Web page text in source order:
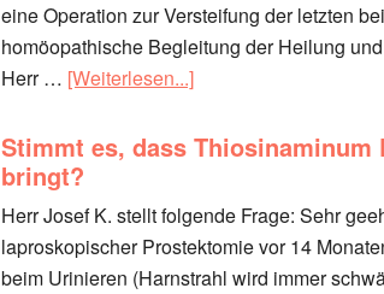
eine Operation zur Versteifung der letzten
homöopathische Begleitung der Heilung
Herr … [Weiterlesen...]
Stimmt es, dass Thiosinaminum
bringt?
Herr Josef K. stellt folgende Frage: Sehr
laproskopischer Prostektomie vor 14
beim Urinieren (Harnstrahl wird immer